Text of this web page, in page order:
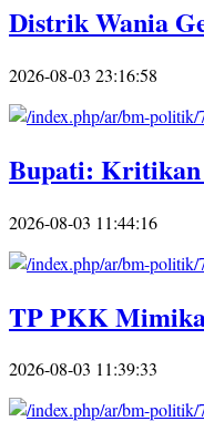
Distrik Wania
2026-08-03 23:16:58
Bupati: Kritikan
2026-08-03 11:44:16
TP PKK
2026-08-03 11:39:33